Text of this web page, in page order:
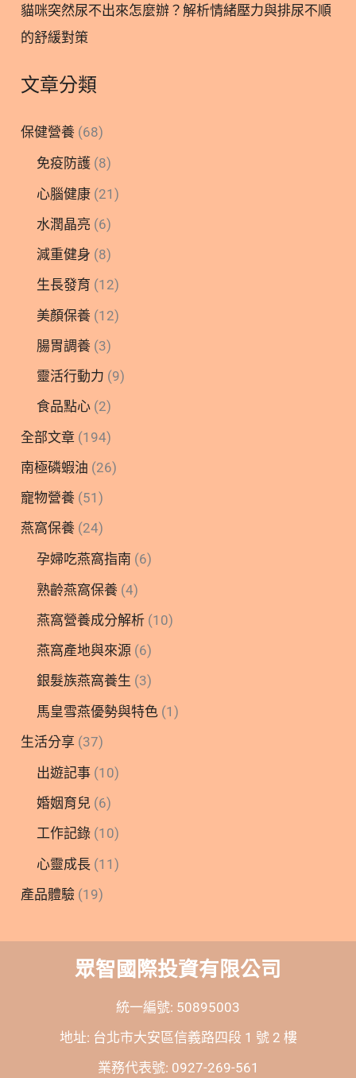
貓咪突然尿不出來怎麼辦？解析情緒壓力與排尿不順
的舒緩對策
文章分類
保健營養 (68)
免疫防護 (8)
心腦健康 (21)
水潤晶亮 (6)
減重健身 (8)
生長發育 (12)
美顏保養 (12)
腸胃調養 (3)
靈活行動力 (9)
食品點心 (2)
全部文章 (194)
南極磷蝦油 (26)
寵物營養 (51)
燕窩保養 (24)
孕婦吃燕窩指南 (6)
熟齡燕窩保養 (4)
燕窩營養成分解析 (10)
燕窩產地與來源 (6)
銀髮族燕窩養生 (3)
馬皇雪燕優勢與特色 (1)
生活分享 (37)
出遊記事 (10)
婚姻育兒 (6)
工作記錄 (10)
心靈成長 (11)
產品體驗 (19)
眾智國際投資有限公司
統一編號: 50895003
地址: 台北市大安區信義路四段 1 號 2 樓
業務代表號: 0927-269-561